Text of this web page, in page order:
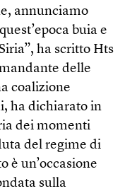
annunciamo
buia e
ha scritto Hts
delle
coalizione
ha dichiarato in
dei momenti
del regime di
è un’occasione
sulla